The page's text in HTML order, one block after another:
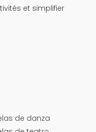
et simplifier
de danza